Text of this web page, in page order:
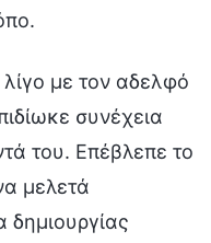
με τον αδελφό
συνέχεια
του. Επέβλεπε το
μελετά
δημιουργίας